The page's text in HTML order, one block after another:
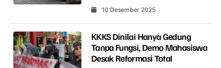
10 Desember 2025
KKKS Dinilai Hanya Gedung
Tanpa Fungsi, Demo Mahasiswa
Desak Reformasi Total